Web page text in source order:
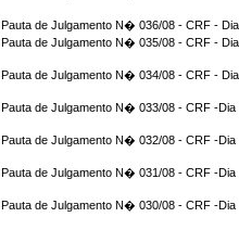
Pauta de Julgamento N� 036/08 - CRF -
Pauta de Julgamento N� 035/08 - CRF -
Pauta de Julgamento N� 034/08 - CRF -
Pauta de Julgamento N� 033/08 - CRF -Dia
Pauta de Julgamento N� 032/08 - CRF -Dia
Pauta de Julgamento N� 031/08 - CRF -Dia
Pauta de Julgamento N� 030/08 - CRF -Dia